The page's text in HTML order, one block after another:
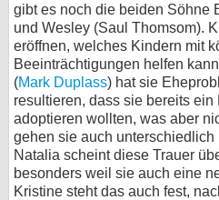
gibt es noch die beiden Söhne
und Wesley (Saul Thomsom).
eröffnen, welches Kindern mit
Beeinträchtigungen helfen
(Mark Duplass) hat sie
resultieren, dass sie bereits
adoptieren wollten, was aber
gehen sie auch unterschiedlich
Natalia scheint diese Trauer
besonders weil sie auch eine
Kristine steht das auch fest,